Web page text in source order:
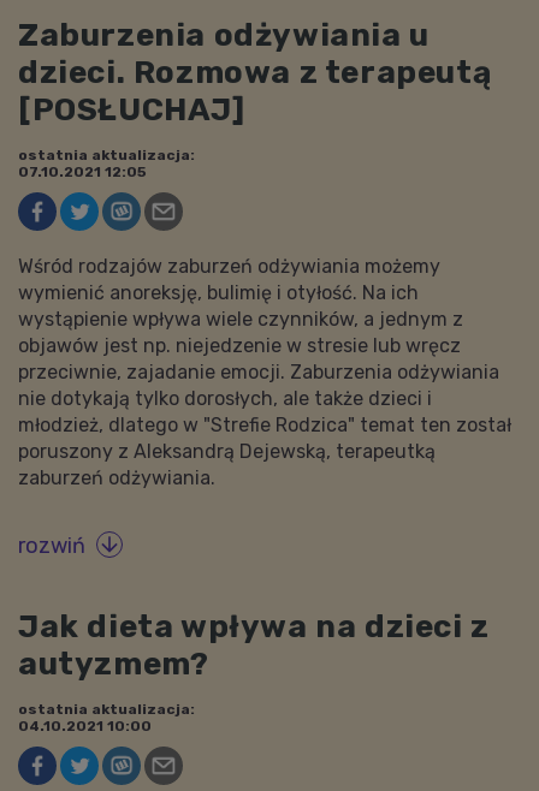
Zaburzenia odżywiania u
dzieci. Rozmowa z terapeutą
[POSŁUCHAJ]
ostatnia aktualizacja:
07.10.2021 12:05
Wśród rodzajów zaburzeń odżywiania możemy
wymienić anoreksję, bulimię i otyłość. Na ich
wystąpienie wpływa wiele czynników, a jednym z
objawów jest np. niejedzenie w stresie lub wręcz
przeciwnie, zajadanie emocji. Zaburzenia odżywiania
nie dotykają tylko dorosłych, ale także dzieci i
młodzież, dlatego w "Strefie Rodzica" temat ten został
poruszony z Aleksandrą Dejewską, terapeutką
zaburzeń odżywiania.
rozwiń 
Jak dieta wpływa na dzieci z
autyzmem?
ostatnia aktualizacja:
04.10.2021 10:00